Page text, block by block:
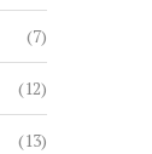
(7)
(12)
(13)